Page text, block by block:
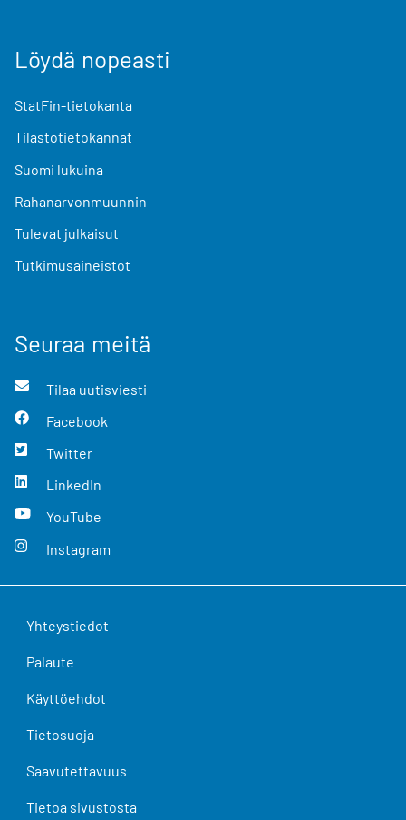
Löydä nopeasti
StatFin-tietokanta
Tilastotietokannat
Suomi lukuina
Rahanarvonmuunnin
Tulevat julkaisut
Tutkimusaineistot
Seuraa meitä
Tilaa uutisviesti
Facebook
Twitter
LinkedIn
YouTube
Instagram
Yhteystiedot
Palaute
Käyttöehdot
Tietosuoja
Saavutettavuus
Tietoa sivustosta